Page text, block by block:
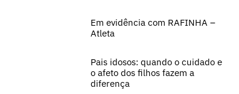
Em evidência com RAFINHA –
Atleta
Pais idosos: quando o cuidado e
o afeto dos filhos fazem a
diferença